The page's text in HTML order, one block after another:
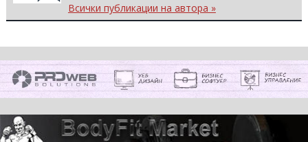
Всички публикации на автора »